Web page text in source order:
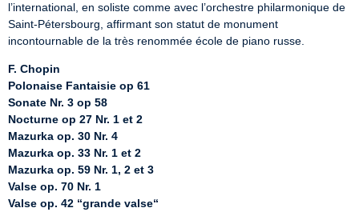
l’international, en soliste comme avec l’orchestre philarmonique de
Saint-Pétersbourg, affirmant son statut de monument
incontournable de la très renommée école de piano russe.
F. Chopin
Polonaise Fantaisie op 61
Sonate Nr. 3 op 58
Nocturne op 27 Nr. 1 et 2
Mazurka op. 30 Nr. 4
Mazurka op. 33 Nr. 1 et 2
Mazurka op. 59 Nr. 1, 2 et 3
Valse op. 70 Nr. 1
Valse op. 42 “grande valse“